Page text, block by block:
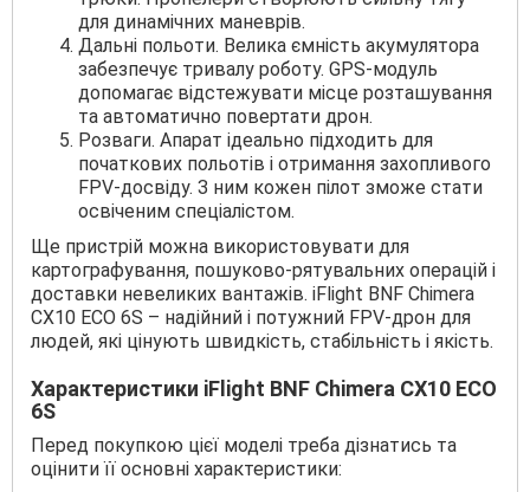
для динамічних маневрів.
Дальні польоти. Велика ємність акумулятора
забезпечує тривалу роботу. GPS-модуль
допомагає відстежувати місце розташування
та автоматично повертати дрон.
Розваги. Апарат ідеально підходить для
початкових польотів і отримання захопливого
FPV-досвіду. З ним кожен пілот зможе стати
освіченим спеціалістом.
Ще пристрій можна використовувати для
картографування, пошуково-рятувальних операцій і
доставки невеликих вантажів. iFlight BNF Chimera
CX10 ECO 6S – надійний і потужний FPV-дрон для
людей, які цінують швидкість, стабільність і якість.
Характеристики iFlight BNF Chimera CX10 ECO
6S
Перед покупкою цієї моделі треба дізнатись та
оцінити її основні характеристики: